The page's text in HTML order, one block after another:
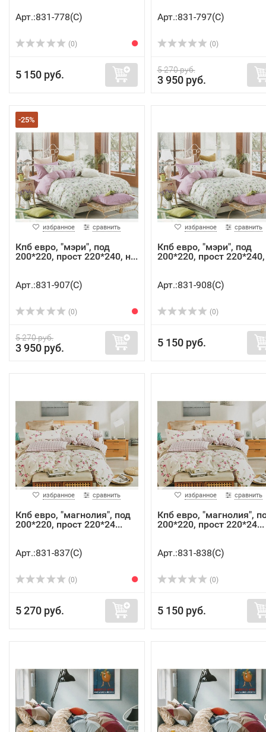
Арт.:831-778(C)
(0)
5 150 руб.
Арт.:831-797(C)
(0)
5 270 руб.
3 950 руб.
-25%
избранное сравнить
Кпб евро, "мэри", под
200*220, прост 220*240, н...
Арт.:831-907(C)
(0)
5 270 руб.
3 950 руб.
избранное сравнить
Кпб евро, "мэри", под
200*220, прост 220*240,
Арт.:831-908(C)
(0)
5 150 руб.
избранное сравнить
Кпб евро, "магнолия", под
200*220, прост 220*24...
Арт.:831-837(C)
(0)
5 270 руб.
избранное сравнить
Кпб евро, "магнолия",
200*220, прост 220*24...
Арт.:831-838(C)
(0)
5 150 руб.